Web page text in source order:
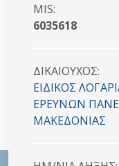
MIS:
6035618
ΔΙΚΑΙΟYΧΟΣ:
ΕΙΔΙΚΟΣ
ΕΡΕΥΝΩΝ
ΜΑΚΕΔΟΝΙΑΣ